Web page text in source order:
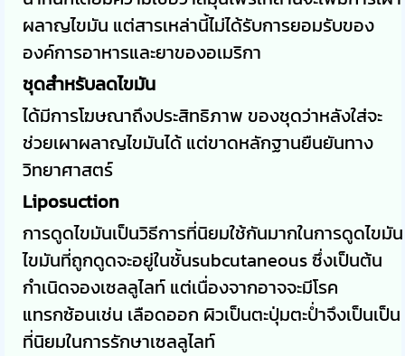
ผลาญไขมัน แต่สารเหล่านี้ไม่ได้รับการยอมรับของ
องค์การอาหารและยาของอเมริกา
ชุดสำหรับลดไขมัน
ได้มีการโฆษณาถึงประสิทธิภาพ ของชุดว่าหลังใส่จะ
ช่วยเผาผลาญไขมันได้ แต่ขาดหลักฐานยืนยันทาง
วิทยาศาสตร์
Liposuction
การดูดไขมันเป็นวิธีการที่นิยมใช้กันมากในการดูดไขมัน
ไขมันที่ถูกดูดจะอยู่ในชั้นsubcutaneousซึ่งเป็นต้น
กำเนิดจองเซลลูไลท์ แต่เนื่องจากอาจจะมีโรค
แทรกซ้อนเช่น เลือดออก ผิวเป็นตะปุ่มตะป่ำจึงเป็นเป็น
ที่นิยมในการรักษาเซลลูไลท์